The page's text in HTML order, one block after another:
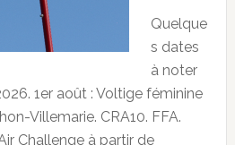
Quelque
s dates
à noter
1er août : Voltige féminine
Villemarie. CRA10. FFA.
Challenge à partir de